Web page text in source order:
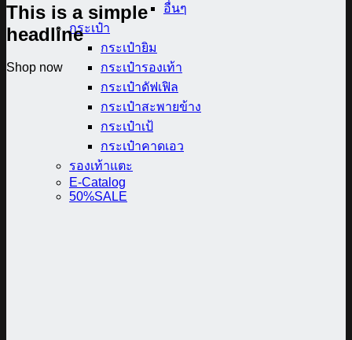
อื่นๆ
กระเป๋า
กระเป๋ายิม
กระเป๋ารองเท้า
กระเป๋าดัฟเฟิล
กระเป๋าสะพายข้าง
กระเป๋าเป้
กระเป๋าคาดเอว
รองเท้าแตะ
E-Catalog
50%SALE
This is a simple
headline
Shop now